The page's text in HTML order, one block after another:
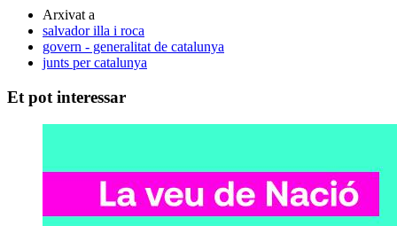
Arxivat a
salvador illa i roca
govern - generalitat de catalunya
junts per catalunya
Et pot interessar